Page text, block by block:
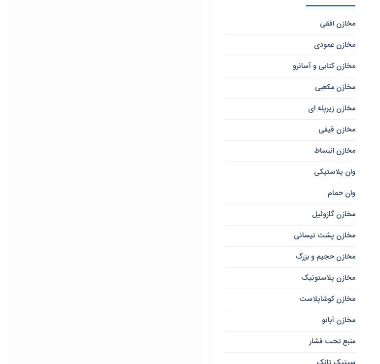
مخازن افقی
مخازن عمودی
مخازن کتابی و آسانرو
مخازن مکعبی
مخازن زیرپله ای
مخازن قیفی
مخازن انبساط
وان پلاستیکی
وان حمام
مخازن گازوئیل
مخازن پشت نیسانی
مخازن حجیم و بزرگ
مخازن پلاستونیک
مخازن کوشاپلاست
مخازن آبانو
منبع تحت فشار